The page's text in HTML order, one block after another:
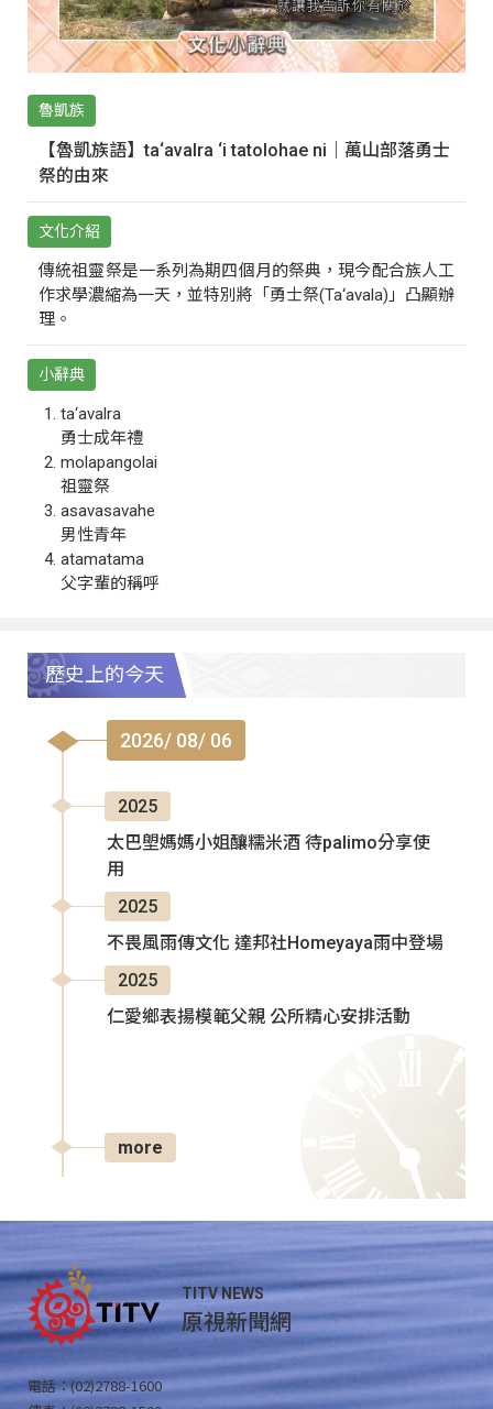
魯凱族
【魯凱族語】ta‘avalra ‘i tatolohae ni｜萬山部落勇士
祭的由來
文化介紹
傳統祖靈祭是一系列為期四個月的祭典，現今配合族人工
作求學濃縮為一天，並特別將「勇士祭(Ta‘avala)」凸顯辦
理。
小辭典
ta‘avalra
勇士成年禮
molapangolai
祖靈祭
asavasavahe
男性青年
atamatama
父字輩的稱呼
歷史上的今天
2026/ 08/ 06
2025
太巴塱媽媽小姐釀糯米酒 待palimo分享使
用
2025
不畏風雨傳文化 達邦社Homeyaya雨中登場
2025
仁愛鄉表揚模範父親 公所精心安排活動
more
TITV NEWS
原視新聞網
電話：(02)2788-1600